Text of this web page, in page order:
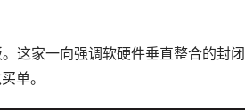
这家一向强调软硬件垂直整合的封
单。